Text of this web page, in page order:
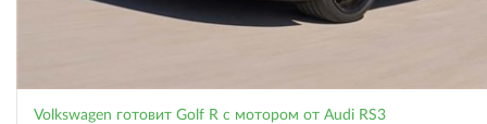
Volkswagen готовит Golf R с мотором от Audi RS3